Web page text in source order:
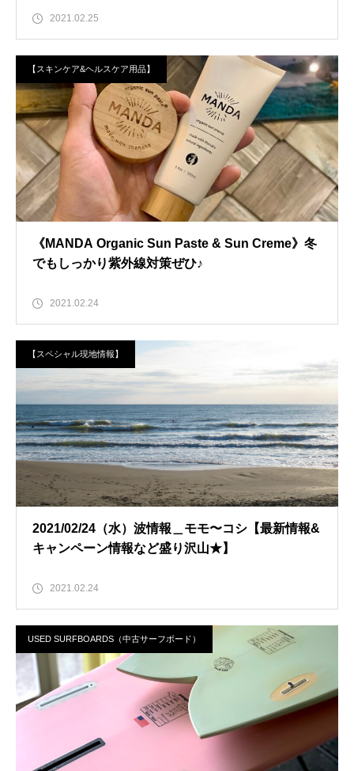
2021.02.25
【スキンケア&ヘルスケア用品】
《MANDA Organic Sun Paste & Sun Creme》冬
でもしっかり紫外線対策ぜひ♪
2021.02.24
【スペシャル現地情報】
2021/02/24（水）波情報＿モモ〜コシ【最新情報&
キャンペーン情報など盛り沢山★】
2021.02.24
USED SURFBOARDS（中古サーフボード）